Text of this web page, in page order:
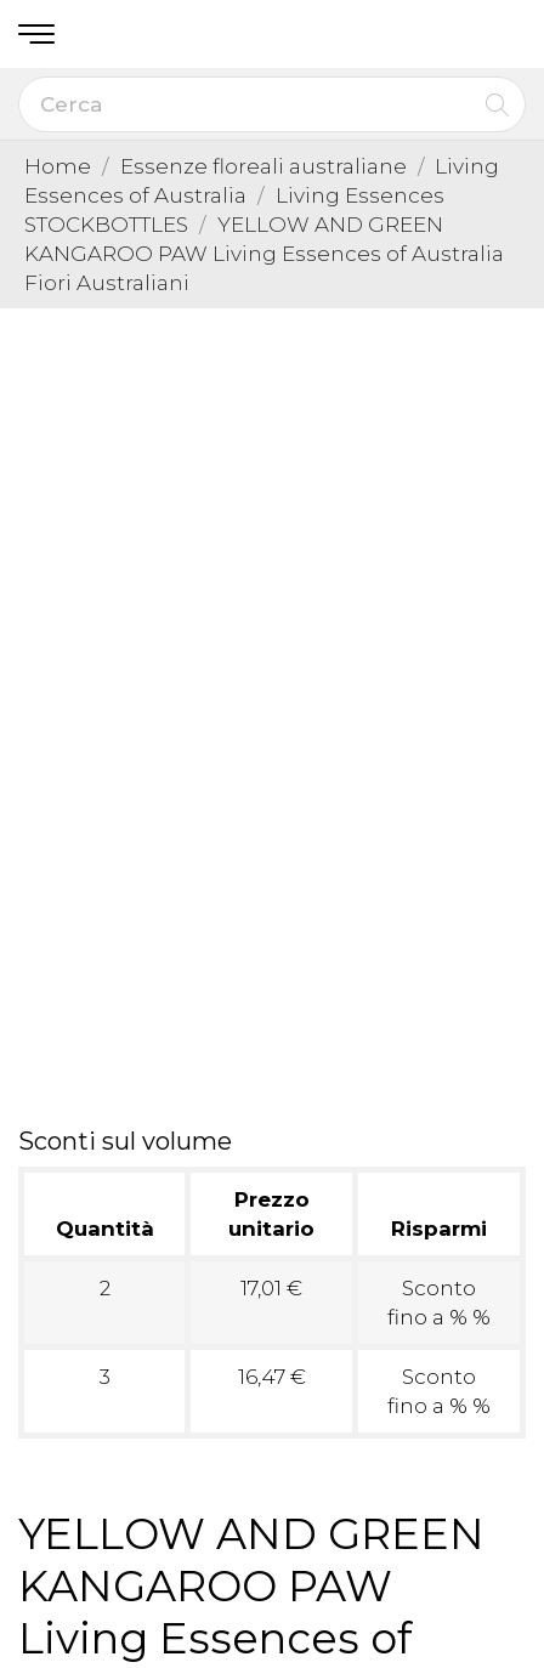
Home Essenze floreali australiane
Living
Essences of Australia
Living Essences
STOCKBOTTLES
YELLOW AND GREEN
KANGAROO PAW Living Essences of Australia
Fiori Australiani
Sconti sul volume
Quantità
Prezzo
unitario
Risparmi
2 17,01 €
Sconto
fino a % %
3 16,47 €
Sconto
fino a % %
YELLOW AND GREEN
KANGAROO PAW
Living Essences of